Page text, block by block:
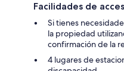
Facilidades de
Si tienes
la propiedad
confirmación de la
4 lugares de